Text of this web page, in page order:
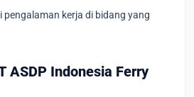
pengalaman kerja di bidang yang
ASDP Indonesia Ferry